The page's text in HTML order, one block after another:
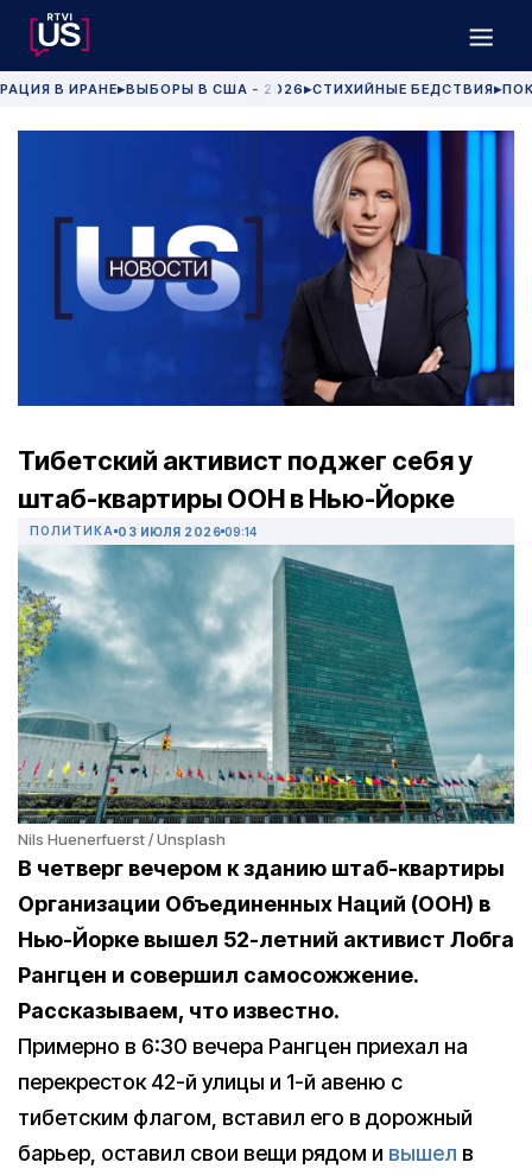
В ИРАНЕ▶ВЫБОРЫ В США - 2026 ▶СТИХИЙНЫЕ БЕДСТВИЯ▶
Тибетский активист поджег себя у
штаб-квартиры ООН в Нью-Йорке
ПОЛИТИКА 03 ИЮЛЯ 2026 09:14
Nils Huenerfuerst / Unsplash
В четверг вечером к зданию штаб-квартиры
Организации Объединенных Наций (ООН) в
Нью-Йорке вышел 52-летний активист Лобга
Рангцен и совершил самосожжение.
Рассказываем, что известно.
Примерно в 6:30 вечера Рангцен приехал на
перекресток 42-й улицы и 1-й авеню с
тибетским флагом, вставил его в дорожный
барьер, оставил свои вещи рядом и вышел в